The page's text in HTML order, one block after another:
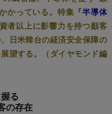
かっている。特集『半導体
者以上に影響力を持つ顧客
日米韓台の経済安全保障の
望する。（ダイヤモンド編
る
の存在